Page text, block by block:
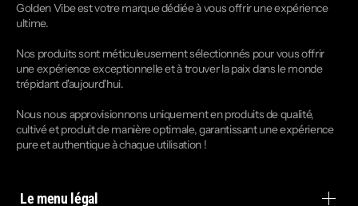
Golden Vibe est votre marque dédiée à vous offrir une expérience
ultime.
Nos produits sont méticuleusement sélectionnés pour vous offrir
une expérience exceptionnelle et à trouver la paix dans le monde
trépidant d'aujourd'hui.
Nous nous approvisionnons uniquement en produits de qualité,
cultivé et produit de manière optimale, garantissant une expérience
pure et authentique à chaque utilisation !
Le menu légal